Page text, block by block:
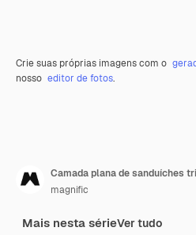
Crie suas próprias imagens com o
nosso editor de fotos.
magnific
Mais nesta sérieVer tudo